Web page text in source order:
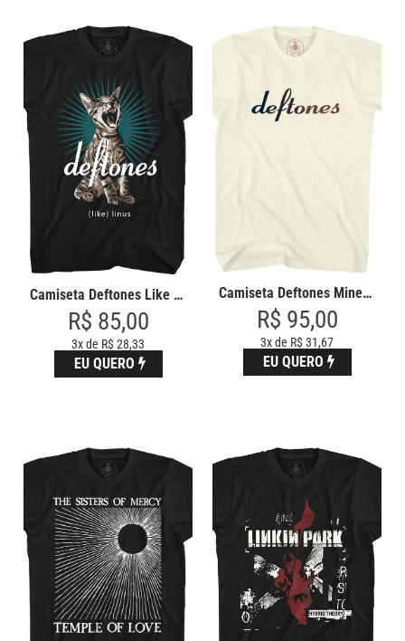
Camiseta Deftones Like Linus
R$ 85,00
3x de R$ 28,33
EU QUERO
Camiseta Deftones Minerva
R$ 95,00
3x de R$ 31,67
EU QUERO